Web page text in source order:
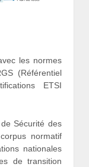
les normes
(Référentiel
ETSI
Sécurité des
normatif
nationales
de transition